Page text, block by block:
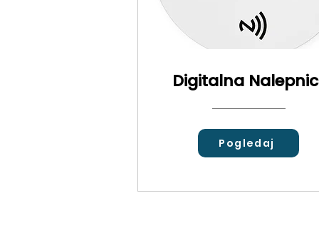
Digitalna
Pogledaj